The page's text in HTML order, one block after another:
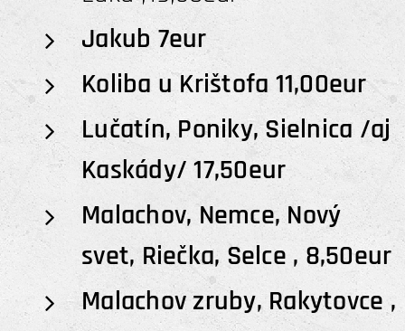
Jakub 7eur
Koliba u Krištofa 11,00eur
Lučatín, Poniky, Sielnica /aj
Kaskády/ 17,50eur
Malachov, Nemce, Nový
svet, Riečka, Selce , 8,50eur
Malachov zruby, Rakytovce ,